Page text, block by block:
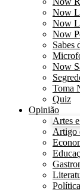
Now
Now
Now
Sabes
Now
Toma
Quiz
Opinião
Artes
Artigo
Política